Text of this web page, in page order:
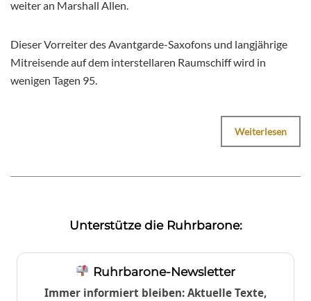
weiter an Marshall Allen.
Dieser Vorreiter des Avantgarde-Saxofons und langjährige
Mitreisende auf dem interstellaren Raumschiff wird in
wenigen Tagen 95.
Weiterlesen
Unterstütze die Ruhrbarone:
Ruhrbarone-Newsletter
Immer informiert bleiben: Aktuelle Texte,